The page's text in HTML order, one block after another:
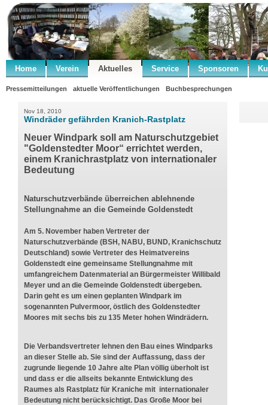
Home Verein Aktuelles Service Sponsoren
Pressemitteilungen aktuelle Veröffentlichungen Buchbesprechungen
Nov 18, 2010
Windräder gefährden Kranich-Rastplatz
Neuer Windpark soll am Naturschutzgebiet
"Goldenstedter Moor“ errichtet werden,
einem Kranichrastplatz von internationaler
Bedeutung
Naturschutzverbände überreichen ablehnende
Stellungnahme an die Gemeinde Goldenstedt
Am 5. November haben Vertreter der
Naturschutzverbände (BSH, NABU, BUND, Kranichschutz
Deutschland) sowie Vertreter des Heimatvereins
Goldenstedt eine gemeinsame Stellungnahme mit
umfangreichem Datenmaterial an Bürgermeister Willibald
Meyer und an die Gemeinde Goldenstedt übergeben.
Darin geht es um einen geplanten Windpark im
sogenannten Pulvermoor, östlich des Goldenstedter
Moores mit sechs bis zu 135 Meter hohen Windrädern.
Die Verbandsvertreter lehnen den Bau eines Windparks
an dieser Stelle ab. Sie sind der Auffassung, dass der
zugrunde liegende 10 Jahre alte Plan völlig überholt ist
und dass er die allseits bekannte Entwicklung des
Raumes als Rastplatz für Kraniche mit internationaler
Bedeutung nicht berücksichtigt. Das Große Moor bei